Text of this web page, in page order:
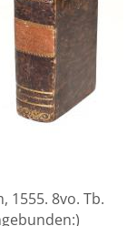
1555. 8vo. Tb.